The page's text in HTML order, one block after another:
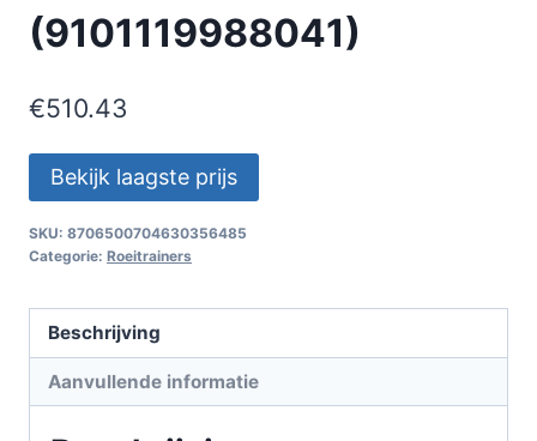
(9101119988041)
€510.43
Bekijk laagste prijs
SKU: 8706500704630356485
Categorie: Roeitrainers
Beschrijving
Aanvullende informatie